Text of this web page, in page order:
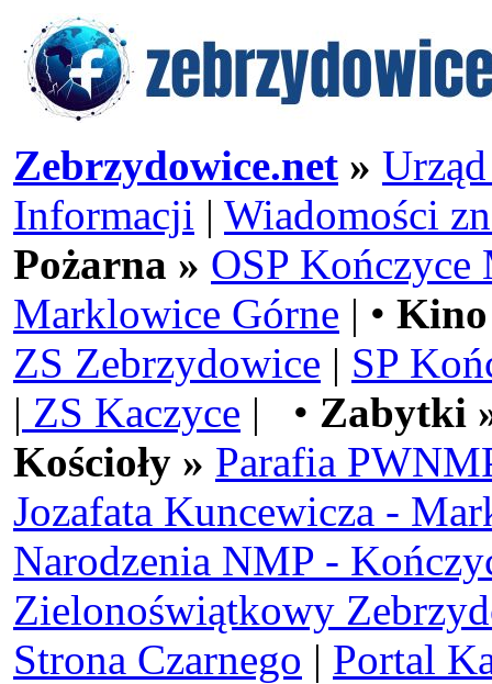
Zebrzydowice.net »
Informacji | Wiadomości
Pożarna » OSP Kończyce
Marklowice Górne | •
ZS Zebrzydowice | SP
| ZS Kaczyce | • Zabytki
Kościoły » Parafia
Jozafata Kuncewicza -
Narodzenia NMP -
Zielonoświątkowy
Strona Czarnego | Portal